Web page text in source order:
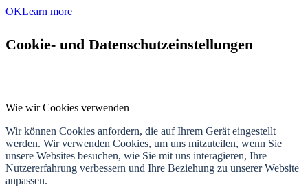
OKLearn more
Cookie- und Datenschutzeinstellungen
Wie wir Cookies verwenden
Wir können Cookies anfordern, die auf Ihrem Gerät eingestellt
werden. Wir verwenden Cookies, um uns mitzuteilen, wenn Sie
unsere Websites besuchen, wie Sie mit uns interagieren, Ihre
Nutzererfahrung verbessern und Ihre Beziehung zu unserer Website
anpassen.